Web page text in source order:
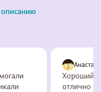
изученное.
пособия приводятся
Хороший
отлично